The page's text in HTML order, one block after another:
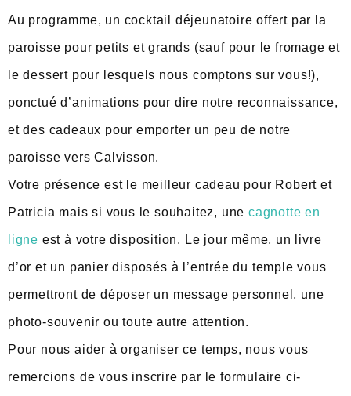
Au programme, un cocktail déjeunatoire offert par la
paroisse pour petits et grands (sauf pour le fromage et
le dessert pour lesquels nous comptons sur vous!),
ponctué d’animations pour dire notre reconnaissance,
et des cadeaux pour emporter un peu de notre
paroisse vers Calvisson.
Votre présence est le meilleur cadeau pour Robert et
Patricia mais si vous le souhaitez, une cagnotte en
ligne est à votre disposition. Le jour même, un livre
d’or et un panier disposés à l’entrée du temple vous
permettront de déposer un message personnel, une
photo-souvenir ou toute autre attention.
Pour nous aider à organiser ce temps, nous vous
remercions de vous inscrire par le formulaire ci-